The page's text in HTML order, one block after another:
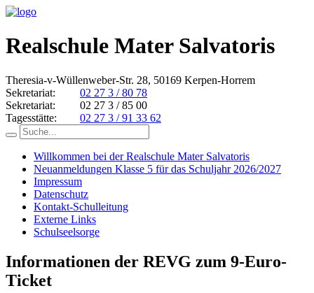
Realschule Mater Salvatoris
Theresia-v-Wüllenweber-Str. 28, 50169 Kerpen-Horrem
Sekretariat:
02 27 3 / 80 78
Sekretariat:
02 27 3 / 85 00
Tagesstätte:
02 27 3 / 91 33 62
Willkommen bei der Realschule Mater Salvatoris
Neuanmeldungen Klasse 5 für das Schuljahr 2026/2027
Impressum
Datenschutz
Kontakt-Schulleitung
Externe Links
Schulseelsorge
Informationen der REVG zum 9-Euro-
Ticket